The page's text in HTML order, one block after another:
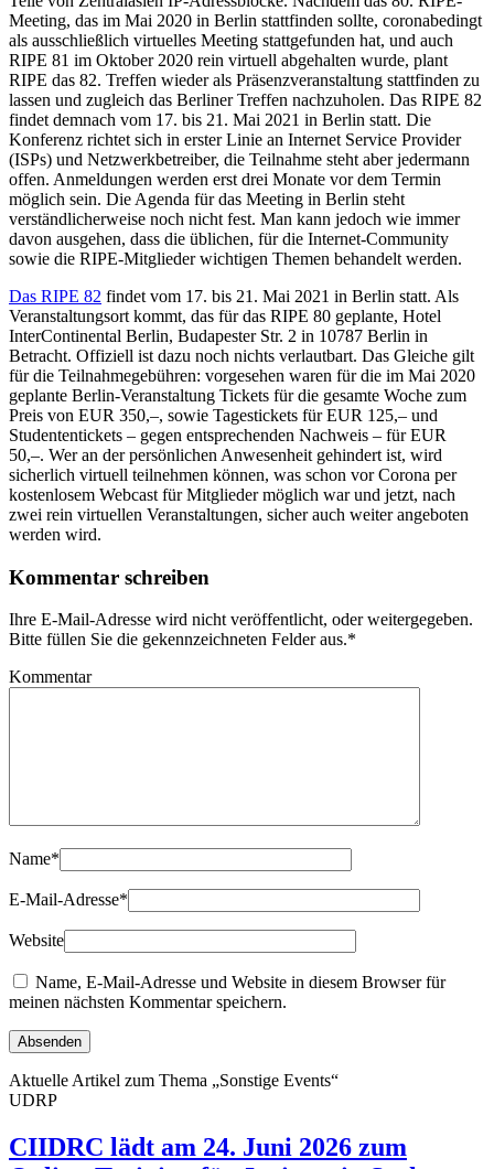
Meeting, das im Mai 2020 in Berlin stattfinden sollte, coronabedingt
als ausschließlich virtuelles Meeting stattgefunden hat, und auch
RIPE 81 im Oktober 2020 rein virtuell abgehalten wurde, plant
RIPE das 82. Treffen wieder als Präsenzveranstaltung stattfinden zu
lassen und zugleich das Berliner Treffen nachzuholen. Das RIPE 82
findet demnach vom 17. bis 21. Mai 2021 in Berlin statt. Die
Konferenz richtet sich in erster Linie an Internet Service Provider
(ISPs) und Netzwerkbetreiber, die Teilnahme steht aber jedermann
offen. Anmeldungen werden erst drei Monate vor dem Termin
möglich sein. Die Agenda für das Meeting in Berlin steht
verständlicherweise noch nicht fest. Man kann jedoch wie immer
davon ausgehen, dass die üblichen, für die Internet-Community
sowie die RIPE-Mitglieder wichtigen Themen behandelt werden.
Das RIPE 82 findet vom 17. bis 21. Mai 2021 in Berlin statt. Als
Veranstaltungsort kommt, das für das RIPE 80 geplante, Hotel
InterContinental Berlin, Budapester Str. 2 in 10787 Berlin in
Betracht. Offiziell ist dazu noch nichts verlautbart. Das Gleiche gilt
für die Teilnahmegebühren: vorgesehen waren für die im Mai 2020
geplante Berlin-Veranstaltung Tickets für die gesamte Woche zum
Preis von EUR 350,–, sowie Tagestickets für EUR 125,– und
Studententickets – gegen entsprechenden Nachweis – für EUR
50,–. Wer an der persönlichen Anwesenheit gehindert ist, wird
sicherlich virtuell teilnehmen können, was schon vor Corona per
kostenlosem Webcast für Mitglieder möglich war und jetzt, nach
zwei rein virtuellen Veranstaltungen, sicher auch weiter angeboten
werden wird.
Kommentar schreiben
Ihre E-Mail-Adresse wird nicht veröffentlicht, oder weitergegeben.
Bitte füllen Sie die gekennzeichneten Felder aus.*
Kommentar
Name*
E-Mail-Adresse*
Website
Name, E-Mail-Adresse und Website in diesem Browser für
meinen nächsten Kommentar speichern.
Aktuelle Artikel zum Thema „Sonstige Events“
UDRP
CIIDRC lädt am 24. Juni 2026 zum